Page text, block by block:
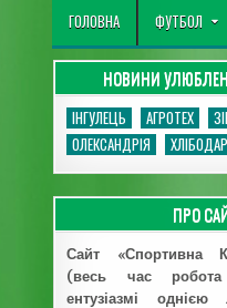
ГОЛОВНА ФУТБОЛ
НОВИНИ
ІНГУЛЕЦЬ АГРОТЕХ
ОЛЕКСАНДРІЯ
ПРО
Сайт «Спортивна
(весь час
ентузіазмі